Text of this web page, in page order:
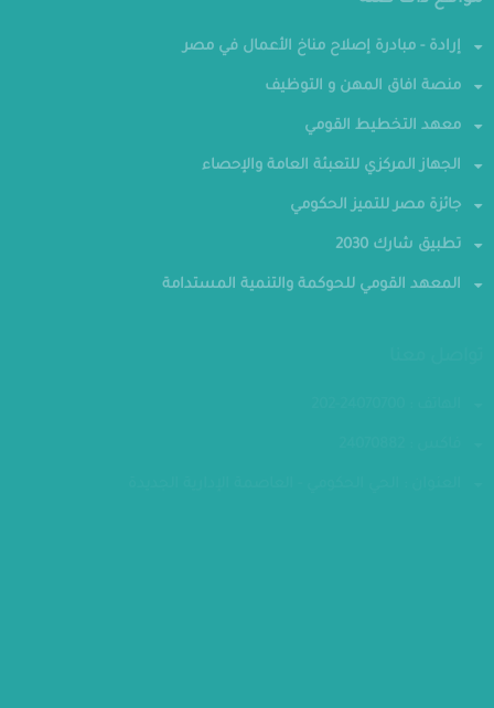
مواقع ذات صلة
إرادة - مبادرة إصلاح مناخ الأعمال في مصر
معهد التخطيط القومي
الجهاز المركزي للتعبئة العامة والإحصاء
جائزة مصر للتميز الحكومي
المعهد القومي للحوكمة والتنمية المستدامة